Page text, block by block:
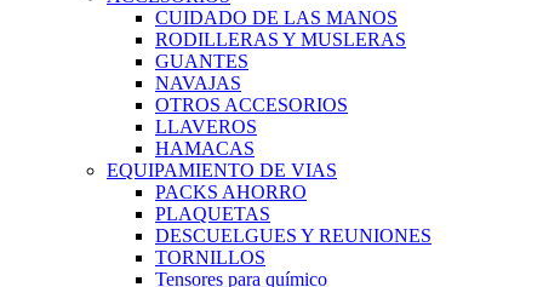
CUIDADO DE LAS MANOS
RODILLERAS Y MUSLERAS
GUANTES
NAVAJAS
OTROS ACCESORIOS
LLAVEROS
HAMACAS
EQUIPAMIENTO DE VIAS
PACKS AHORRO
PLAQUETAS
DESCUELGUES Y REUNIONES
TORNILLOS
Tensores para químico